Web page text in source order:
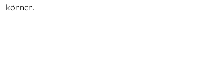
können.